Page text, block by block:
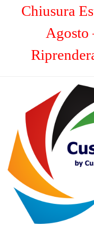
Chiusura
Agosto